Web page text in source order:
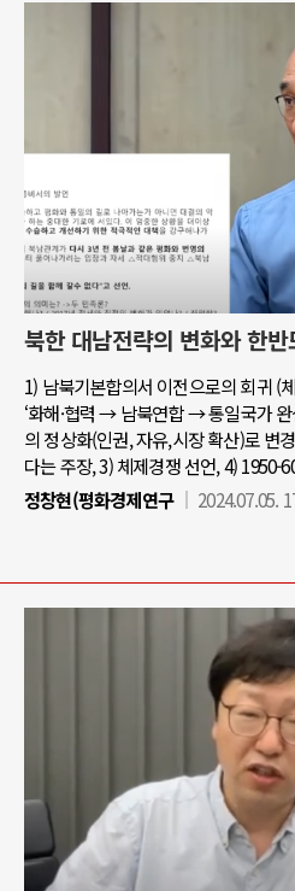
북한 대남전략의 변화와 한반
1) 남북기본합의서 이전으로의 회귀 (
‘화해·협력 → 남북연합 → 통일국가
의 정상화(인권, 자유,시장 확산)로 변
다는 주장, 3) 체제경쟁 선언, 4) 1950-
정창현(평화경제연구
2024.07.05.